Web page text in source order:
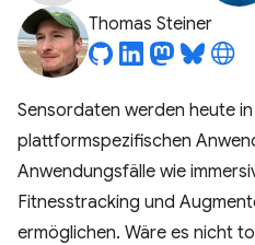
Thomas Steiner
Sensordaten werden heute in
plattformspezifischen
Anwendungsfälle wie
Fitnesstracking und
ermöglichen. Wäre es nicht